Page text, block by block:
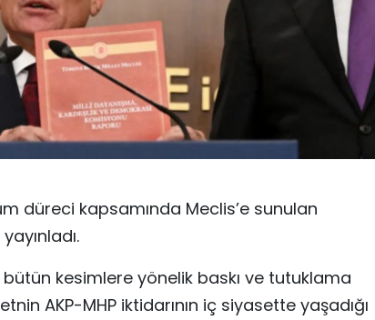
düreci kapsamında Meclis’e sunulan
bütün kesimlere yönelik baskı ve tutuklama
AKP-MHP iktidarının iç siyasette yaşadığı